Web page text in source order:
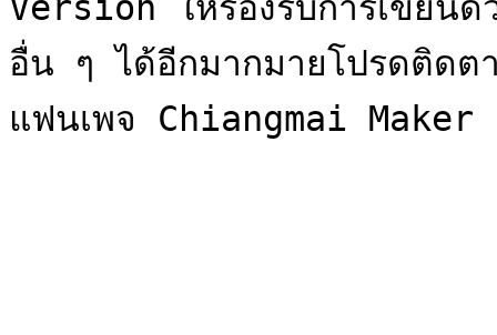
อื่น ๆ ได้อีกมากมายโปรดติดต